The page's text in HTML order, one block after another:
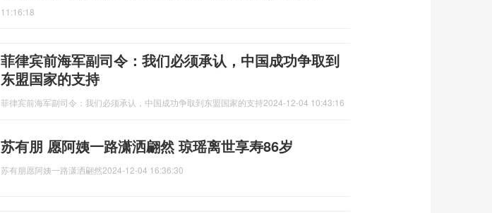
11:16:18
菲律宾前海军副司令：我们必须承认，中国成功争取到
东盟国家的支持
菲律宾前海军副司令：我们必须承认，中国成功争取到东盟国家的支持2024-12-04 10:43:16
苏有朋 愿阿姨一路潇洒翩然 琼瑶离世享寿86岁
苏有朋愿阿姨一路潇洒翩然2024-12-04 16:36:30